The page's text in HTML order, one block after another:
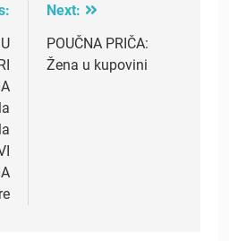
Next:
POUČNA PRIČA:
Žena u kupovini